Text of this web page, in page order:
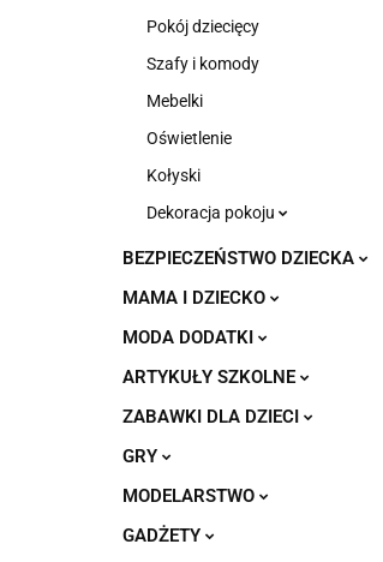
Pokój dziecięcy
Szafy i komody
Mebelki
Oświetlenie
Kołyski
Dekoracja pokoju
BEZPIECZEŃSTWO DZIECKA
MAMA I DZIECKO
MODA DODATKI
ARTYKUŁY SZKOLNE
ZABAWKI DLA DZIECI
GRY
MODELARSTWO
GADŻETY